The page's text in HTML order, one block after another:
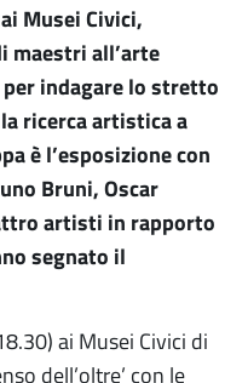
Musei Civici,
maestri all’arte
indagare lo stretto
ricerca artistica a
è l’esposizione con
Bruni, Oscar
artisti in rapporto
segnato il
ai Musei Civici di
dell’oltre’ con le